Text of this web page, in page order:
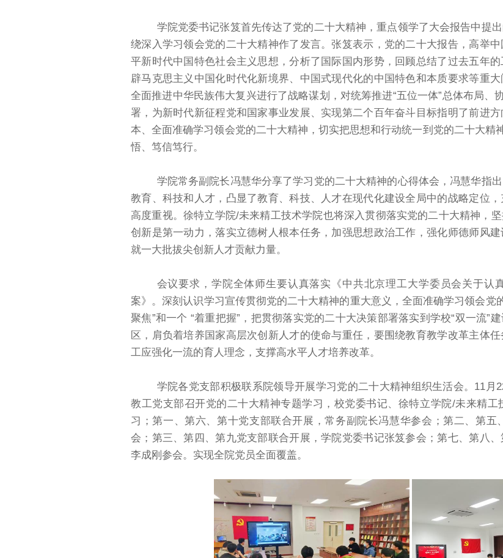
学院党委书记张笈首先传达了党的二十大精神，重点领学了大会报告中提
绕深入学习领会党的二十大精神作了发言。张笈表示，党的二十大报告，高举
平新时代中国特色社会主义思想，分析了国际国内形势，回顾总结了过去五年
辟马克思主义中国化时代化新境界、中国式现代化的中国特色和本质要求等重
全面推进中华民族伟大复兴进行了战略谋划，对统筹推进“五位一体”总体布局、
署，为新时代新征程党和国家事业发展、实现第二个百年奋斗目标指明了前进
本、全面准确学习领会党的二十大精神，切实把思想和行动统一到党的二十大精
悟、笃信笃行。
学院常务副院长冯慧华分享了学习党的二十大精神的心得体会，冯慧华指
教育、科技和人才，凸显了教育、科技、人才在现代化建设全局中的战略定位
高度重视。徐特立学院/未来精工技术学院也将深入贯彻落实党的二十大精神，
创新是第一动力，落实立德树人根本任务，加强思想政治工作，强化师德师风
就一大批拔尖创新人才贡献力量。
会议要求，学院全体师生要认真落实《中共北京理工大学委员会关于认
案》。深刻认识学习宣传贯彻党的二十大精神的重大意义，全面准确学习领会党
聚焦”和一个 “着重把握”，把贯彻落实党的二十大决策部署落实到学校“双一流”
区，肩负着培养国家高层次创新人才的使命与重任，要围绕教育教学改革主体
工应强化一流的育人理念，支撑高水平人才培养改革。
学院各党支部积极联系院领导开展学习党的二十大精神组织生活会。11月
教工党支部召开党的二十大精神专题学习，校党委书记、徐特立学院/未来精
习；第一、第六、第十党支部联合开展，常务副院长冯慧华参会；第二、第
会；第三、第四、第九党支部联合开展，学院党委书记张笈参会；第七、第八
李成刚参会。实现全院党员全面覆盖。